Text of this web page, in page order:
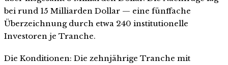
bei rund 15 Milliarden Dollar — eine fünffache
Überzeichnung durch etwa 240 institutionelle
Investoren je Tranche.
Die Konditionen: Die zehnjährige Tranche mit